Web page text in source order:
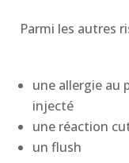
Parmi les autres
une allergie au
injecté
une réaction
un flush